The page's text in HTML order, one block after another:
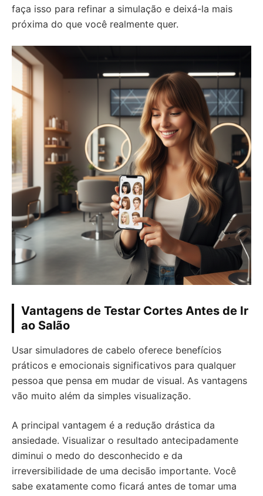
faça isso para refinar a simulação e deixá-la mais
próxima do que você realmente quer.
Vantagens de Testar Cortes Antes de Ir
ao Salão
Usar simuladores de cabelo oferece benefícios
práticos e emocionais significativos para qualquer
pessoa que pensa em mudar de visual. As vantagens
vão muito além da simples visualização.
A principal vantagem é a redução drástica da
ansiedade. Visualizar o resultado antecipadamente
diminui o medo do desconhecido e da
irreversibilidade de uma decisão importante. Você
sabe exatamente como ficará antes de tomar uma